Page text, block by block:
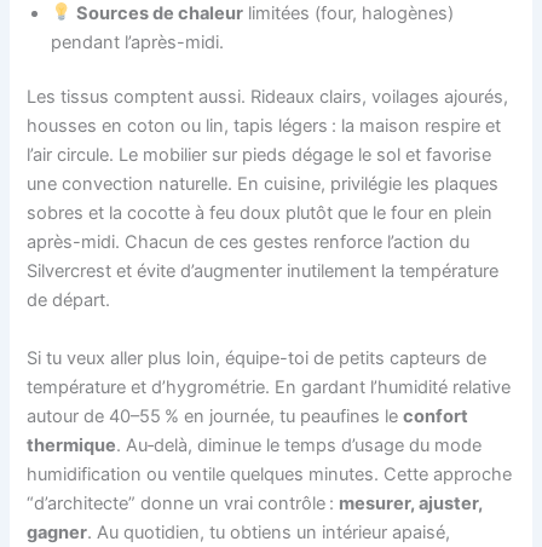
Sources de chaleur limitées (four, halogènes)
pendant l’après-midi.
Les tissus comptent aussi. Rideaux clairs, voilages ajourés,
housses en coton ou lin, tapis légers : la maison respire et
l’air circule. Le mobilier sur pieds dégage le sol et favorise
une convection naturelle. En cuisine, privilégie les plaques
sobres et la cocotte à feu doux plutôt que le four en plein
après-midi. Chacun de ces gestes renforce l’action du
Silvercrest et évite d’augmenter inutilement la température
de départ.
Si tu veux aller plus loin, équipe-toi de petits capteurs de
température et d’hygrométrie. En gardant l’humidité relative
autour de 40–55 % en journée, tu peaufines leconfort
thermique. Au‑delà, diminue le temps d’usage du mode
humidification ou ventile quelques minutes. Cette approche
“d’architecte” donne un vrai contrôle : mesurer, ajuster,
gagner. Au quotidien, tu obtiens un intérieur apaisé,